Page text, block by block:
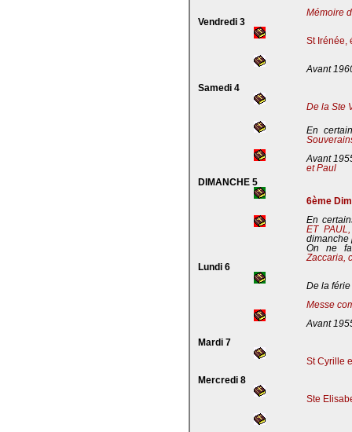
Mémoire
Vendredi 3
St Irénée,
Avant
Samedi 4
De la Ste
En
Avant
et Paul
DIMANCHE 5
6ème
En
ET
dimanche
On ne
Zaccaria,
Lundi 6
De la férie
Messe
Avant
Mardi 7
St Cyrille
Mercredi 8
Ste